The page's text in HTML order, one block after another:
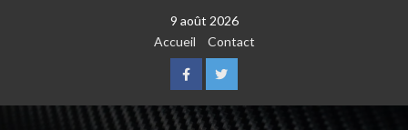
9 août 2026
Accueil
Contact
FacebookTwitter